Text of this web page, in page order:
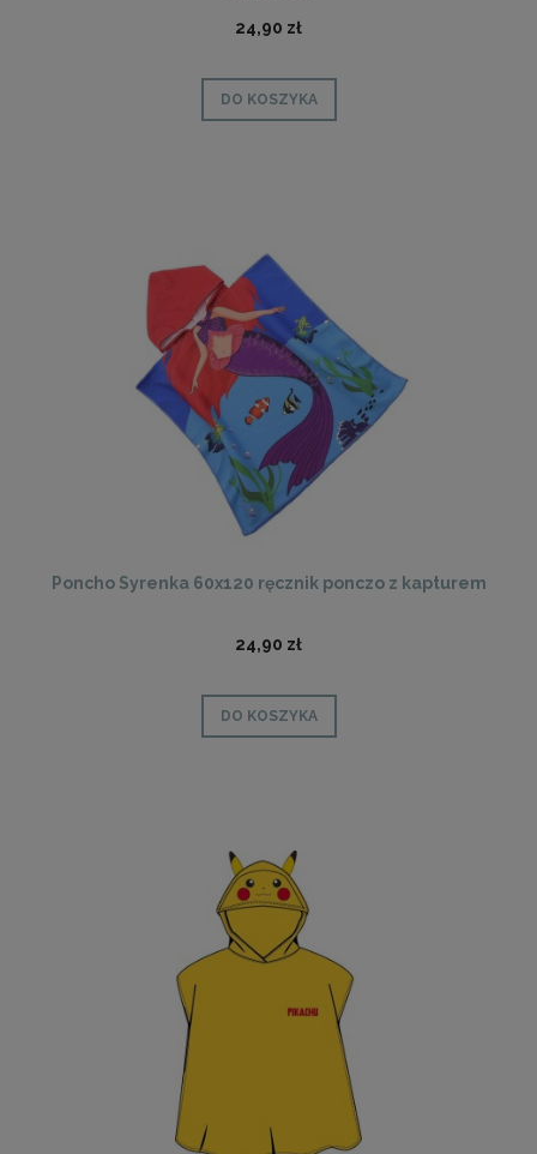
24,90 zł
DO KOSZYKA
Poncho Syrenka 60x120 ręcznik ponczo z kapturem
24,90 zł
DO KOSZYKA